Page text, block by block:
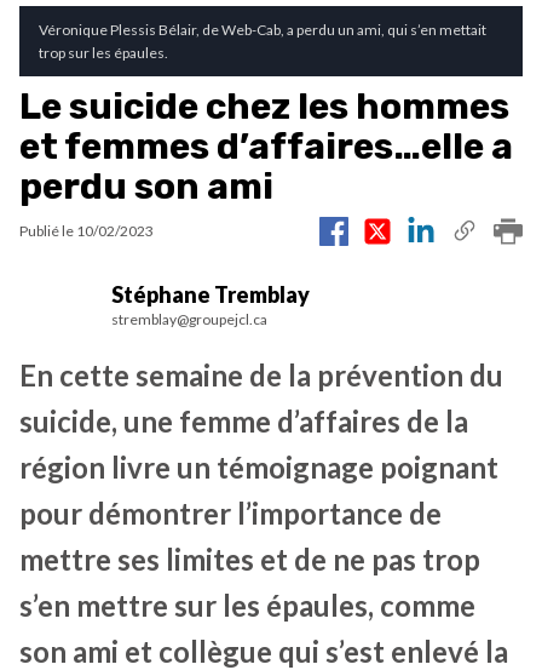
Véronique Plessis Bélair, de Web-Cab, a perdu un ami, qui s’en mettait
trop sur les épaules.
Le suicide chez les hommes
et femmes d’affaires…elle a
perdu son ami
Publié le 10/02/2023
Stéphane Tremblay
stremblay@groupejcl.ca
En cette semaine de la prévention du
suicide, une femme d’affaires de la
région livre un témoignage poignant
pour démontrer l’importance de
mettre ses limites et de ne pas trop
s’en mettre sur les épaules, comme
son ami et collègue qui s’est enlevé la